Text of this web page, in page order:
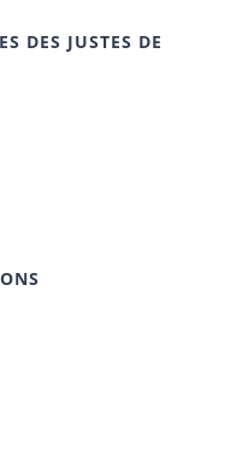
DES JUSTES DE